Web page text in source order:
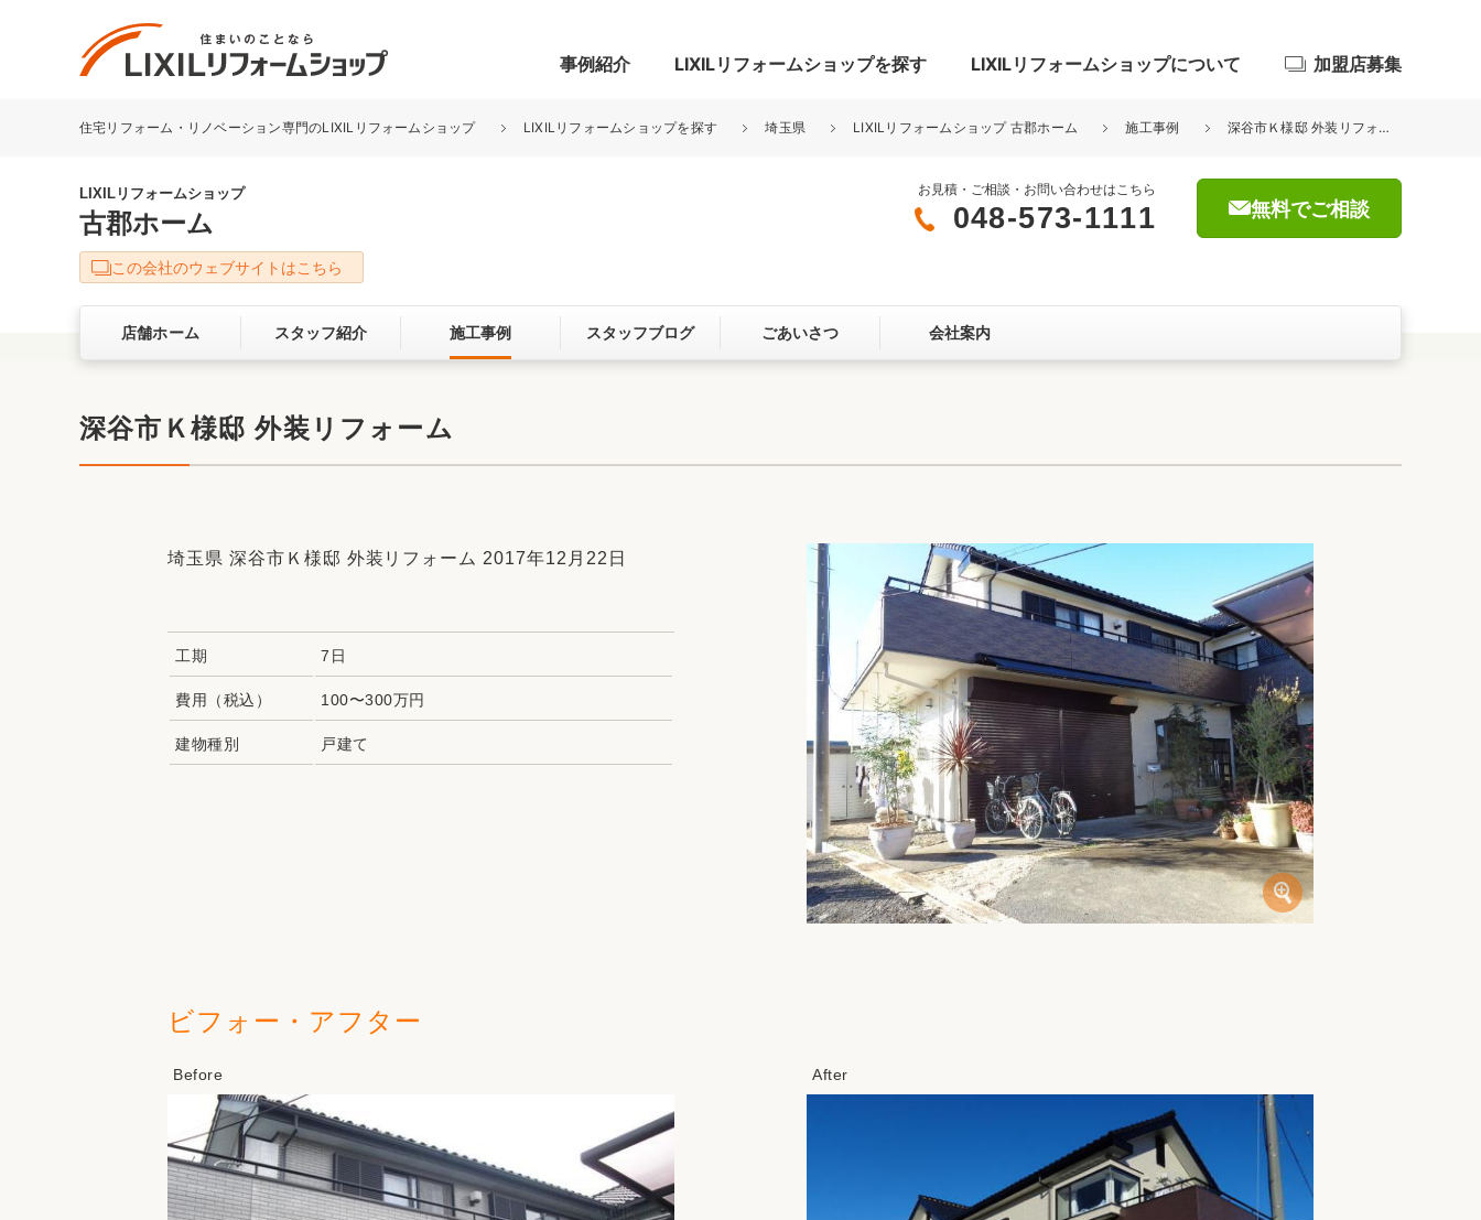
事例紹介
リフォーム事例を探す
キッチン
洗面化粧室 トイレ 玄関まわり 門まわり 屋根・外壁
ベランダ・バルコニー ガーデンスペース カースペース
LIXILリフォームショップを探す LIXILリフォームショップについて
LIXILリフォームショップについて
サービス向上・品質改善の取り組み お客さま満足度アンケート
ここちいい暮らしをつくる、価値・性能向上
リフォームアクセル
加盟店募集
住宅リフォーム・リノベーション専門のLIXILリフォームショップ LIXILリフォームショップを探す 埼玉県 LIXILリフォームショップ 古郡ホーム 施工事例 深谷市Ｋ様邸 外装リフォーム
LIXILリフォームショップ
古郡ホーム
お見積・ご相談・お問い合わせはこちら
048-573-1111 無料でご相談
この会社のウェブサイトはこちら
店舗ホーム スタッフ紹介 施工事例 スタッフブログ ごあいさつ 会社案内
深谷市Ｋ様邸 外装リフォーム
埼玉県 深谷市Ｋ様邸 外装リフォーム 2017年12月22日
工期 7日
費用（税込） 100〜300万円
建物種別 戸建て
ビフォー・アフター